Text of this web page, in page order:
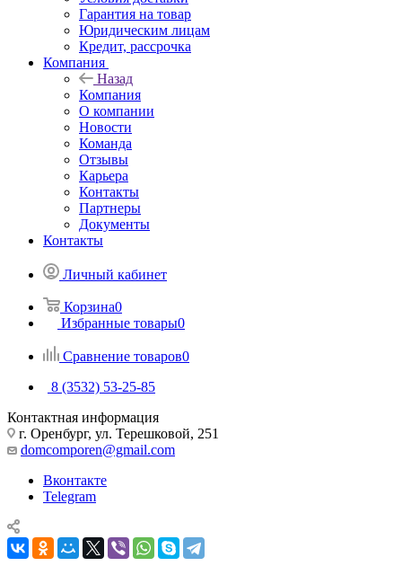
Гарантия на товар
Юридическим лицам
Кредит, рассрочка
Компания
Назад
Компания
О компании
Новости
Команда
Отзывы
Карьера
Контакты
Партнеры
Документы
Контакты
Личный кабинет
Корзина0
Избранные товары0
Сравнение товаров0
8 (3532) 53-25-85
Контактная информация
г. Оренбург, ул. Терешковой, 251
domcomporen@gmail.com
Вконтакте
Telegram